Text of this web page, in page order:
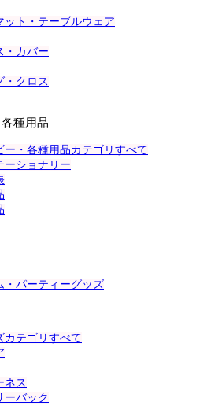
ット・テーブルウェア
・カバー
・クロス
種用品
ー・各種用品カテゴリすべて
ーショナリー
・パーティーグッズ
カテゴリすべて
ネス
ーバック